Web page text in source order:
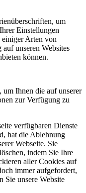
um
Einstellungen
einiger Arten von
unseren Websites
können.
Ihnen die auf unserer
zur Verfügung zu
verfügbaren Dienste
hat die Ablehnung
Webseite. Sie
indem Sie Ihre
aller Cookies auf
immer aufgefordert,
Sie unsere Website